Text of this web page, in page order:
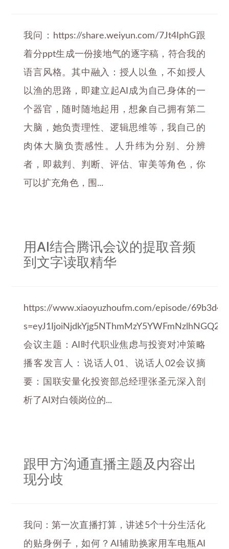
我问：https://share.weiyun.com/7Jt4IphG跟
着分ppt生成一份接地气的逐字稿，符合我的
语言风格。其中融入：授人以鱼，不如授人
以渔的思路，即建立起AI成为自己身体的一
个器官，随时随地起用，想象自己拥有第二
大脑，她负责理性、逻辑思维等，我自己的
肉体大脑负责感性。人升纬为分别、分辨
者，即裁判、判断、评估、审美等角色，你
可以扩充角色，围...
用AI结合腾讯会议的提取音频
到文字读取精华
https://www.xiaoyuzhoufm.com/episode/
会议主题：AI时代职业焦虑与投资对冲策略
播客发言人：说话人01、说话人02会议摘
要：国联安量化投资部总经理张圣元深入剖
析了AI对白领岗位的...
跟甲方沟通直播主题及内容出
现分歧
我问：第一次直播打算，讲述5个十分生活化
的贴身例子，如何？AI辅助换家用车电瓶AI